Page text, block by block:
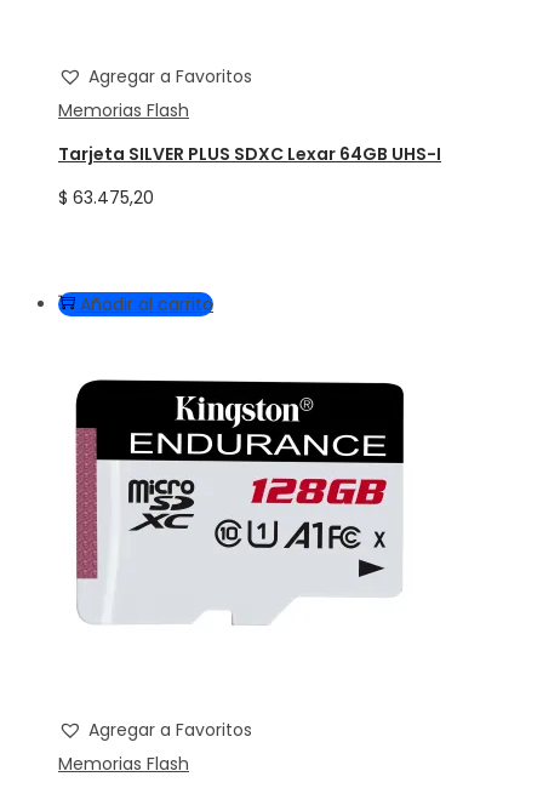
Agregar a Favoritos
Memorias Flash
Tarjeta SILVER PLUS SDXC Lexar 64GB UHS-I
$ 63.475,20
Añadir al carrito
Agregar a Favoritos
Memorias Flash